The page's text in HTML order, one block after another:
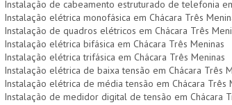
Instalação de cabeamento estruturado de telefonia
Instalação elétrica monofásica em Chácara Três
Instalação de quadros elétricos em Chácara Três
Instalação elétrica bifásica em Chácara Três Meninas
Instalação elétrica trifásica em Chácara Três Meninas
Instalação elétrica de baixa tensão em Chácara Três
Instalação elétrica de média tensão em Chácara Três
Instalação de medidor digital de tensão em Chácara